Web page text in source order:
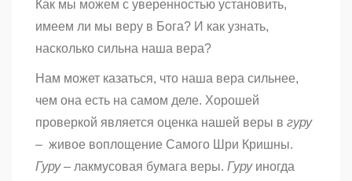
Как мы можем с уверенностью установить,
имеем ли мы веру в Бога? И как узнать,
насколько сильна наша вера?
Нам может казаться, что наша вера сильнее,
чем она есть на самом деле. Хорошей
проверкой является оценка нашей веры в гуру
– живое воплощение Самого Шри Кришны.
Гуру– лакмусовая бумага веры. Гуруиногда